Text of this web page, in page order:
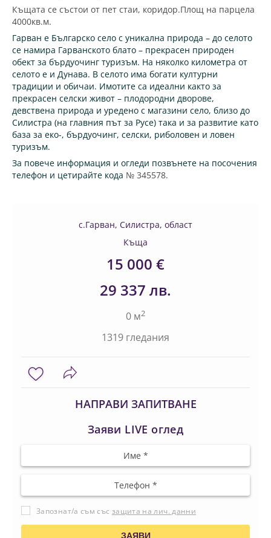
Къщата се състои от пет стаи, коридор.Площ на парцела
4000кв.м.
Гарван е Българско село с уникална природа – до селото
се намира Гарванското блато – прекрасен природен
обект за бърдуочинг туризъм. На няколко километра от
селото е и Дунава. В селото има богати културни
традиции и обичаи. Имотите са идеални както за
прекрасен селски живот – плодородни дворове,
девствена природа и уредено с магазини село, близо до
Силистра (на главния път за Русе) така и за развитие като
база за еко-, бърдуочинг, селски, риболовен и ловен
туризъм.
За повече информация и огледи позвънете на посочения
телефон и цетирайте кода № 345578.
с.Гарван, Силистра, област
Къща
15 000 €
29 337 лв.
0 м2
1319 гледания
НАПРАВИ ЗАПИТВАНЕ
Заяви LIVE оглед
Запознат/а съм със защита на лич. данни